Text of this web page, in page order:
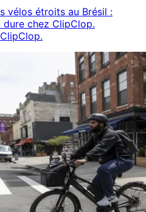
vélos étroits au Brésil :
chez ClipClop.